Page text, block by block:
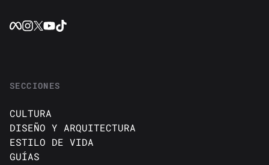
SECCIONES
CULTURA
DISEÑO Y ARQUITECTURA
ESTILO DE VIDA
GUÍAS